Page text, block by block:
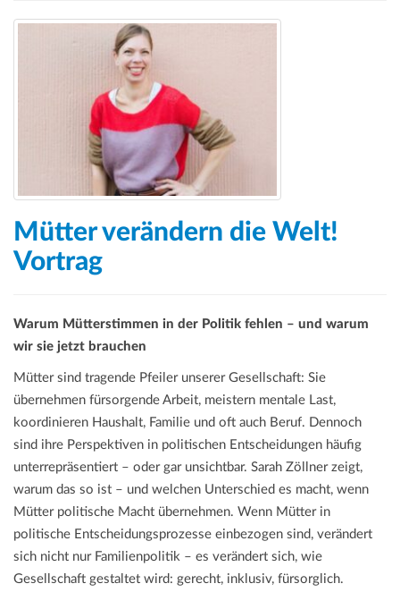
Mütter verändern die Welt!
Vortrag
Warum Mütterstimmen in der Politik fehlen – und warum
wir sie jetzt brauchen
Mütter sind tragende Pfeiler unserer Gesellschaft: Sie
übernehmen fürsorgende Arbeit, meistern mentale Last,
koordinieren Haushalt, Familie und oft auch Beruf. Dennoch
sind ihre Perspektiven in politischen Entscheidungen häufig
unterrepräsentiert – oder gar unsichtbar. Sarah Zöllner zeigt,
warum das so ist – und welchen Unterschied es macht, wenn
Mütter politische Macht übernehmen. Wenn Mütter in
politische Entscheidungsprozesse einbezogen sind, verändert
sich nicht nur Familienpolitik – es verändert sich, wie
Gesellschaft gestaltet wird: gerecht, inklusiv, fürsorglich.